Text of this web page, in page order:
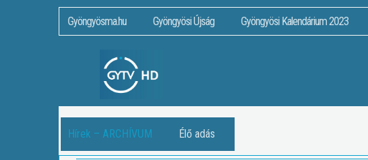
Gyöngyösma.hu Gyöngyösi Újság Gyöngyösi Kalendárium 2023
Hírek – ARCHÍVUM Élő adás